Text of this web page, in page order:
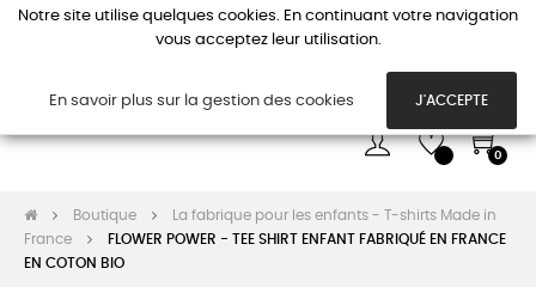
la
0
Boutique
La fabrique pour les enfants - T-shirts Made in
France
FLOWER POWER - TEE SHIRT ENFANT FABRIQUÉ EN FRANCE
EN COTON BIO
Notre site utilise quelques cookies. En continuant votre navigation
vous acceptez leur utilisation.
En savoir plus sur la gestion des cookies J'ACCEPTE